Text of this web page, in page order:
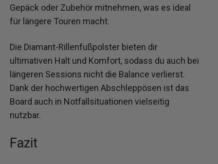
Gepäck oder Zubehör mitnehmen, was es ideal
für längere Touren macht.
Die Diamant-Rillenfußpolster bieten dir
ultimativen Halt und Komfort, sodass du auch bei
längeren Sessions nicht die Balance verlierst.
Dank der hochwertigen Abschleppösen ist das
Board auch in Notfallsituationen vielseitig
nutzbar.
Fazit